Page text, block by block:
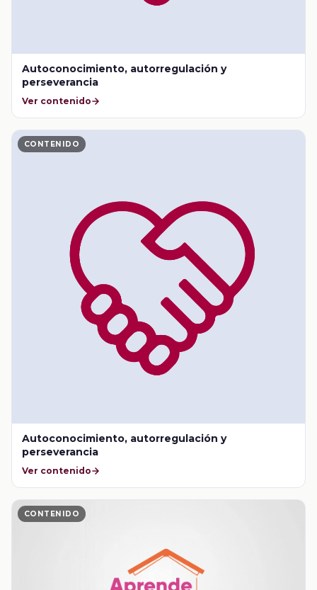
Autoconocimiento, autorregulación y
perseverancia
Ver contenido
CONTENIDO
Autoconocimiento, autorregulación y
perseverancia
Ver contenido
CONTENIDO